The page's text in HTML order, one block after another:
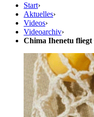
Start›
Aktuelles›
Videos›
Videoarchiv›
Chima Ihenetu